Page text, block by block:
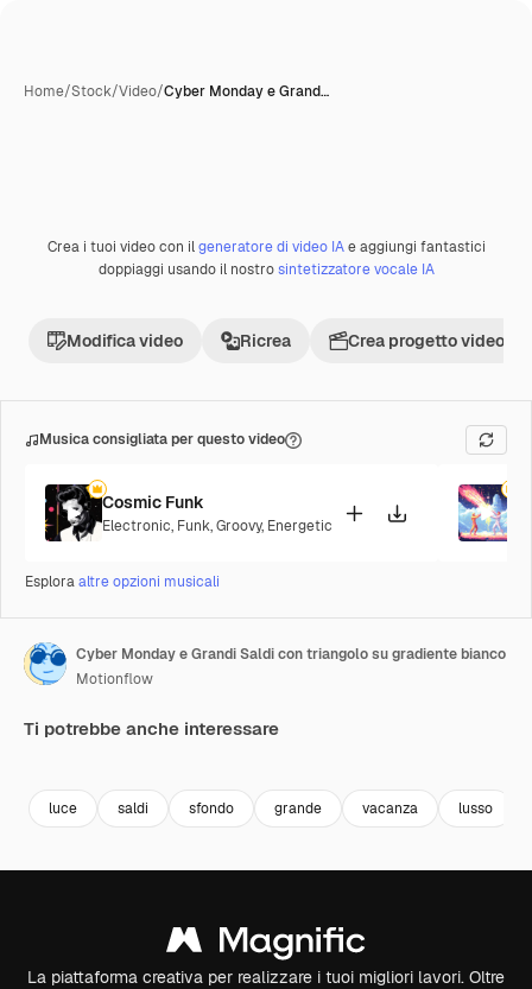
Home/Stock/Video/Cyber Monday e Grand…
Premium
Crea i tuoi video con ilgeneratore di video IAe aggiungi fantastici
doppiaggi usando il nostrosintetizzatore vocale IA
Modifica video Ricrea Crea progetto video
Musica consigliata per questo video
Cosmic Funk
Electronic, Funk,Groovy, Energetic
Esploraaltre opzioni musicali
Cyber Monday e Grandi Saldi con triangolo su gradiente bianco
Motionflow
Ti potrebbe anche interessare
luce saldi sfondo grande vacanza lusso
La piattaforma creativa per realizzare i tuoi migliori lavori. Oltre